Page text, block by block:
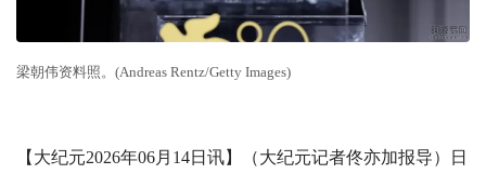
梁朝伟资料照。(Andreas Rentz/Getty Images)
【大纪元2026年06月14日讯】（大纪元记者佟亦加报导）日